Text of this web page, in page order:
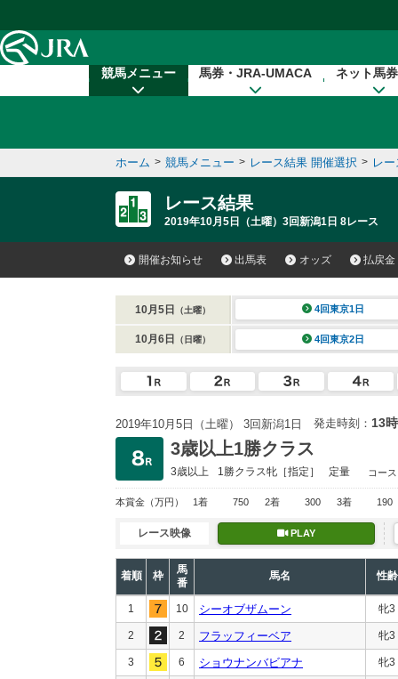
競馬メニュー 馬券・JRA-UMACA ネット馬
ホーム > 競馬メニュー > レース結果 開催選択 > レ
レース結果
2019年10月5日（土曜）3回新潟1日 8レース
開催お知らせ 出馬表 オッズ 払戻金
10月5日 （土曜） 4回東京1日
10月6日 （日曜） 4回東京2日
2019年10月5日（土曜） 3回新潟1日 発走時刻： 13
3歳以上1勝クラス
3歳以上 1勝クラス牝［指定］ 定量 コー
本賞金 （万円） 1着 750 2着 300 3着 190
レース映像 PLAY
着順 枠
馬
番
馬名 性齢
1 10 シーオブザムーン 牝3
2 2 フラッフィーベア 牝3
3 6 ショウナンバビアナ 牝3